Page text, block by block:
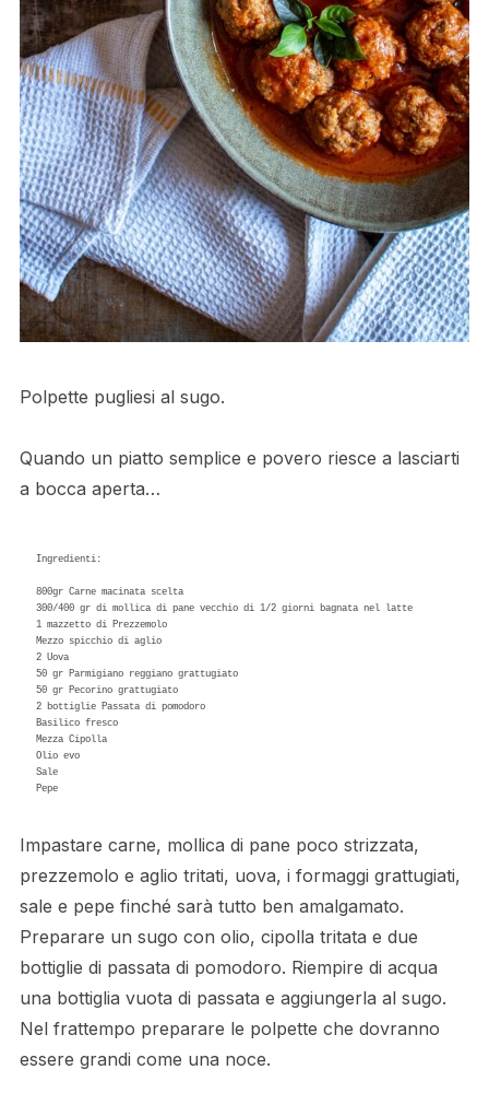
Polpette pugliesi al sugo.
Quando un piatto semplice e povero riesce a lasciarti
a bocca aperta…
Ingredienti:
800gr Carne macinata scelta
300/400 gr di mollica di pane vecchio di 1/2 giorni bagnata nel latte
1 mazzetto di Prezzemolo
Mezzo spicchio di aglio
2 Uova
50 gr Parmigiano reggiano grattugiato
50 gr Pecorino grattugiato
2 bottiglie Passata di pomodoro
Basilico fresco
Mezza Cipolla
Olio evo
Sale
Pepe
Impastare carne, mollica di pane poco strizzata,
prezzemolo e aglio tritati, uova, i formaggi grattugiati,
sale e pepe finché sarà tutto ben amalgamato.
Preparare un sugo con olio, cipolla tritata e due
bottiglie di passata di pomodoro. Riempire di acqua
una bottiglia vuota di passata e aggiungerla al sugo.
Nel frattempo preparare le polpette che dovranno
essere grandi come una noce.